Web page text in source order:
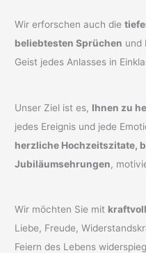
Wir erforschen auch die
beliebtesten Sprüchen und
Geist jedes Anlasses in
Unser Ziel ist es, Ihnen zu
jedes Ereignis und jede
herzliche Hochzeitszitate,
Jubiläumsehrungen,
Wir möchten Sie mit
Liebe, Freude,
Feiern des Lebens